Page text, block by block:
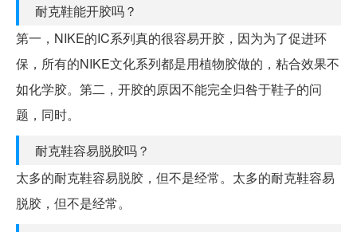
耐克鞋能开胶吗？
第一，NIKE的IC系列真的很容易开胶，因为为了促进环
保，所有的NIKE文化系列都是用植物胶做的，粘合效果不
如化学胶。第二，开胶的原因不能完全归咎于鞋子的问
题，同时。
耐克鞋容易脱胶吗？
太多的耐克鞋容易脱胶，但不是经常。太多的耐克鞋容易
脱胶，但不是经常。